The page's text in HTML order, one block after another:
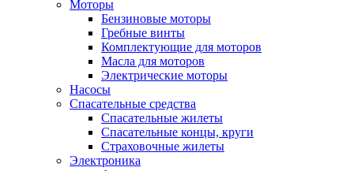
Моторы
Бензиновые моторы
Гребные винты
Комплектующие для моторов
Масла для моторов
Электрические моторы
Насосы
Спасательные средства
Спасательные жилеты
Спасательные концы, круги
Страховочные жилеты
Электроника